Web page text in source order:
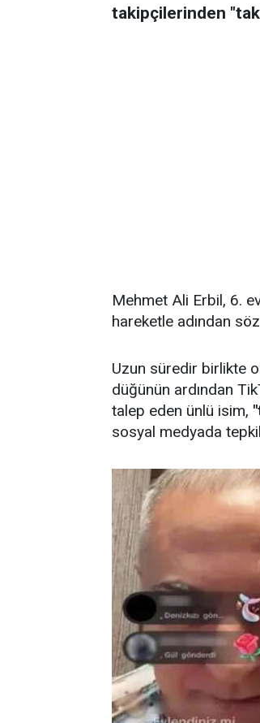
takipçilerinden
Mehmet Ali Erbil, 6.
hareketle adından
Uzun süredir birlikte
düğünün ardından
talep eden ünlü isim,
sosyal medyada